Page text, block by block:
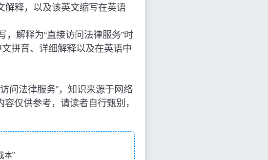
解释，以及该英文缩写在英语
解释为“直接访问法律服务”时
拼音、详细解释以及在英语中
问法律服务”，知识来源于网络
仅供参考，请读者自行甄别，
本”